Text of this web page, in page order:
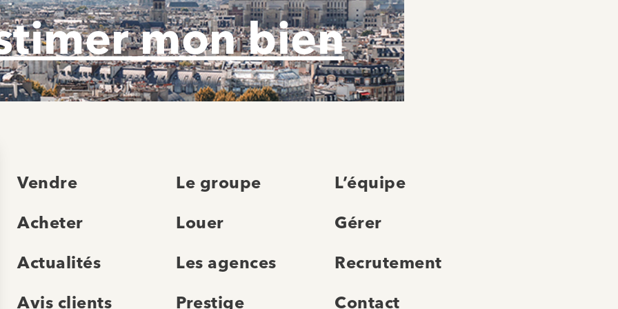
mon bien
Vendre Le groupe L’équipe
Acheter Louer Gérer
Actualités Les agences Recrutement
Avis clients Prestige Contact